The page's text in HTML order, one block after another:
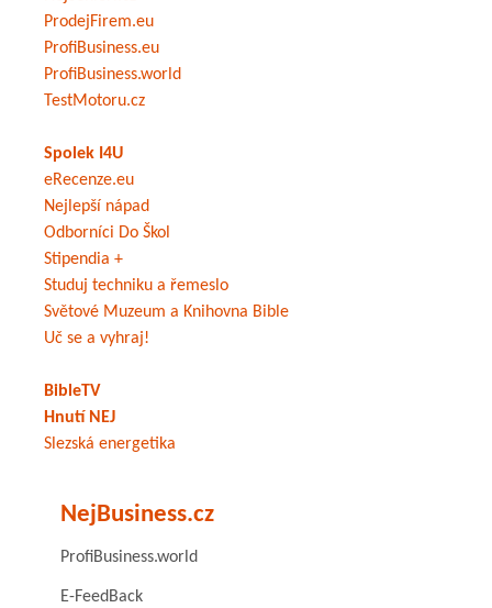
ProdejFirem.eu
ProfiBusiness.eu
ProfiBusiness.world
TestMotoru.cz
Spolek I4U
eRecenze.eu
Nejlepší nápad
Odborníci Do Škol
Stipendia +
Studuj techniku a řemeslo
Světové Muzeum a Knihovna Bible
Uč se a vyhraj!
BibleTV
Hnutí NEJ
Slezská energetika
NejBusiness.cz
ProfiBusiness.world
E-FeedBack